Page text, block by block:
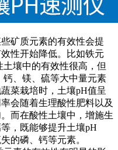
矿质元素的有效性会提
性开始降低。比如铁元
壤中的有效性很高，但
、镁、硫等大中量元素
菜栽培时，土壤pH值呈
会随着生理酸性肥料以及
而在酸性土壤中，增施生
，既能够提升土壤pH
的磷、钙等元素。